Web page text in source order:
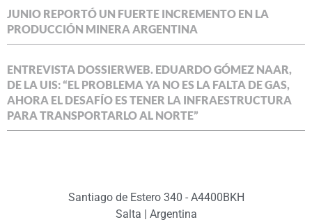
JUNIO REPORTÓ UN FUERTE INCREMENTO EN LA
PRODUCCIÓN MINERA ARGENTINA
ENTREVISTA DOSSIERWEB. EDUARDO GÓMEZ NAAR,
DE LA UIS: “EL PROBLEMA YA NO ES LA FALTA DE GAS,
AHORA EL DESAFÍO ES TENER LA INFRAESTRUCTURA
PARA TRANSPORTARLO AL NORTE”
Santiago de Estero 340 - A4400BKH
Salta | Argentina